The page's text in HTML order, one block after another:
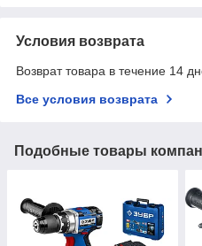
Условия возврата
Возврат товара в течение 14
Все условия возврата
Подобные товары